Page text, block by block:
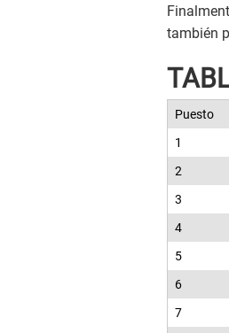
también
Puesto
1
2
3
4
5
6
7